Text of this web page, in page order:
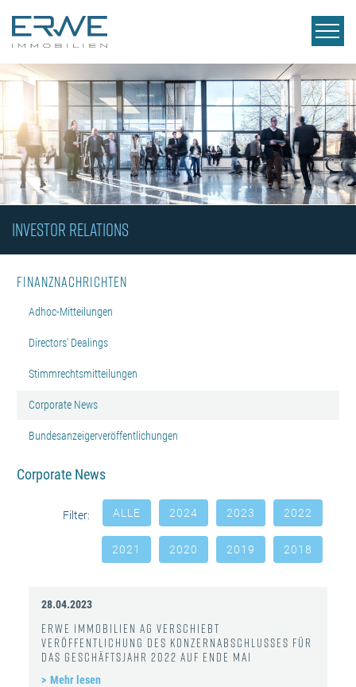
INVESTOR RELATIONS
Finanznachrichten
Adhoc-Mitteilungen
Directors' Dealings
Stimmrechtsmitteilungen
Corporate News
Bundesanzeigerveröffentlichungen
Corporate News
Filter: ALLE 2024 2023 2022
2021 2020 2019 2018
28.04.2023
ERWE Immobilien AG verschiebt
Veröffentlichung des Konzernabschlusses für
das Geschäftsjahr 2022 auf Ende Mai
Mehr lesen